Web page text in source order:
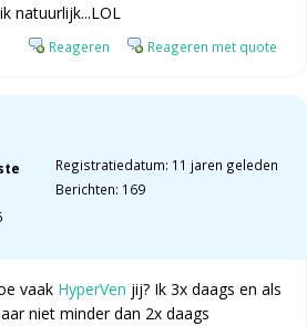
natuurlijk...LOL
Reageren Reageren met quote
Registratiedatum: 11 jaren geleden
Berichten: 169
vaak HyperVen jij? Ik 3x daags en als
niet minder dan 2x daags